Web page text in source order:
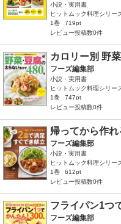
小説・実用書
ヒットムック料理シリー
1巻
719pt
レビュー投稿数0件
カロリー別 野
フーズ編集部
小説・実用書
ヒットムック料理シリー
1巻
747pt
レビュー投稿数0件
帰ってから作
フーズ編集部
小説・実用書
ヒットムック料理シリー
1巻
612pt
レビュー投稿数0件
フライパン1つ
フーズ編集部